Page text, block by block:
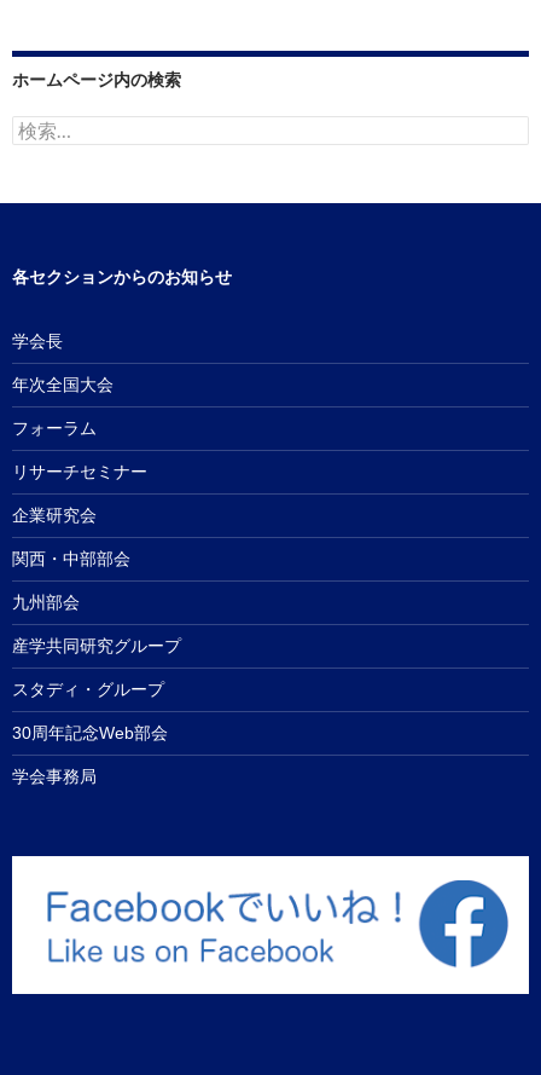
ホームページ内の検索
検
索:
各セクションからのお知らせ
学会長
年次全国大会
フォーラム
リサーチセミナー
企業研究会
関西・中部部会
九州部会
産学共同研究グループ
スタディ・グループ
30周年記念Web部会
学会事務局